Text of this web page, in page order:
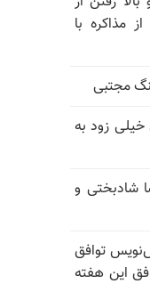
مذاکره با
مجتبی
خیلی زود به
شادبختی و
توافق
این هفته